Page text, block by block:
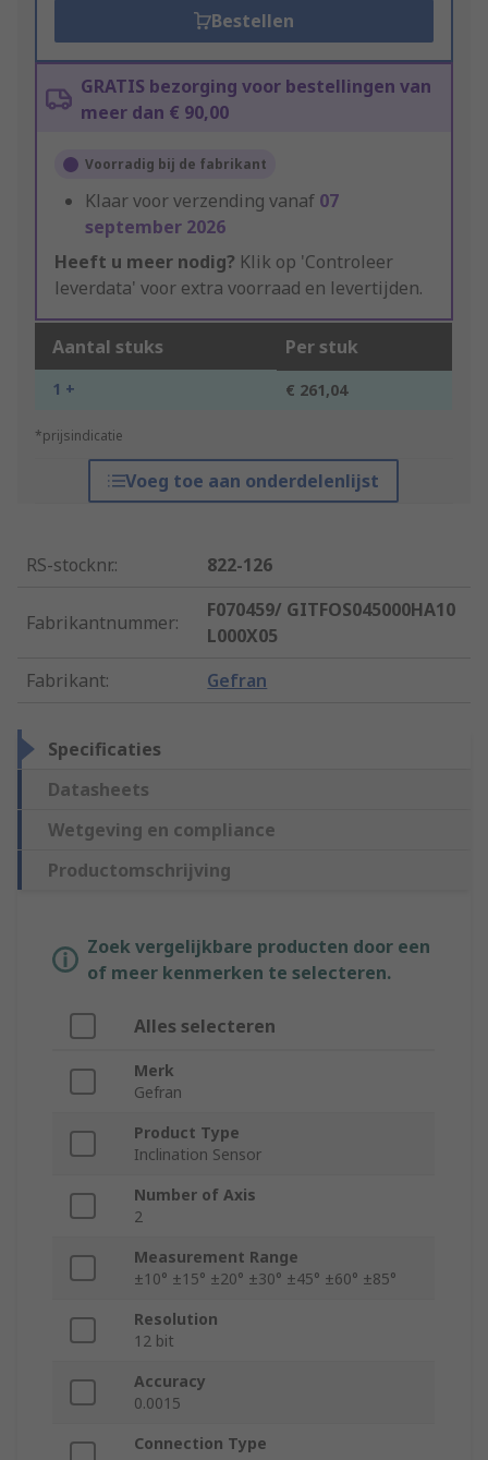
Bestellen
GRATIS bezorging voor bestellingen van
meer dan € 90,00
Voorradig bij de fabrikant
Klaar voor verzending vanaf 07
september 2026
Heeft u meer nodig? Klik op 'Controleer
leverdata' voor extra voorraad en levertijden.
Aantal stuks Per stuk
1 + € 261,04
*prijsindicatie
Voeg toe aan onderdelenlijst
RS-stocknr.: 822-126
Fabrikantnummer:
F070459/ GITFOS045000HA10
L000X05
Fabrikant: Gefran
Specificaties
Datasheets
Wetgeving en compliance
Productomschrijving
Zoek vergelijkbare producten door een
of meer kenmerken te selecteren.
Alles selecteren
Merk
Gefran
Product Type
Inclination Sensor
Number of Axis
2
Measurement Range
±10° ±15° ±20° ±30° ±45° ±60° ±85°
Resolution
12 bit
Accuracy
0.0015
Connection Type